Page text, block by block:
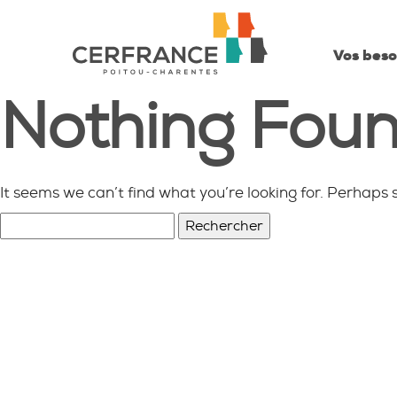
Vos
Nothing
It seems we can’t find what you’re looking for. Perhaps